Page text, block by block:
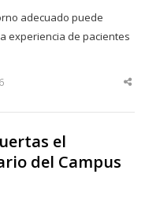
adecuado puede
experiencia de pacientes
el
del Campus